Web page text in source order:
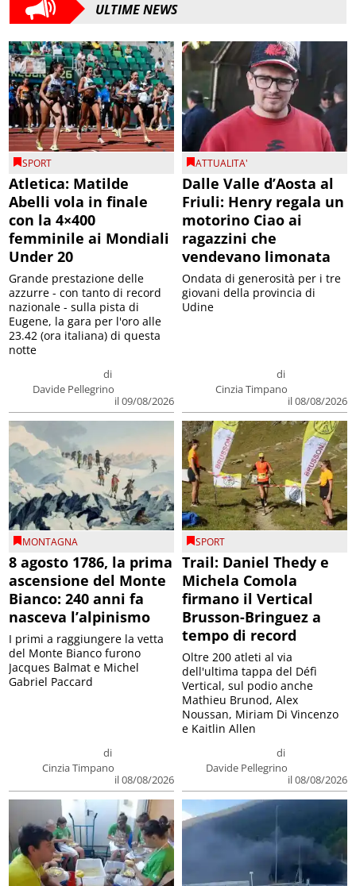
ULTIME NEWS
SPORT
Atletica: Matilde
Abelli vola in finale
con la 4×400
femminile ai Mondiali
Under 20
di
Davide Pellegrino
il 09/08/2026
Grande prestazione delle
azzurre - con tanto di record
nazionale - sulla pista di
Eugene, la gara per l'oro alle
23.42 (ora italiana) di questa
notte
ATTUALITA'
Dalle Valle d’Aosta al
Friuli: Henry regala un
motorino Ciao ai
ragazzini che
vendevano limonata
di
Cinzia Timpano
il 08/08/2026
Ondata di generosità per i tre
giovani della provincia di
Udine
MONTAGNA
8 agosto 1786, la prima
ascensione del Monte
Bianco: 240 anni fa
nasceva l’alpinismo
di
Cinzia Timpano
il 08/08/2026
I primi a raggiungere la vetta
del Monte Bianco furono
Jacques Balmat e Michel
Gabriel Paccard
SPORT
Trail: Daniel Thedy e
Michela Comola
firmano il Vertical
Brusson-Bringuez a
tempo di record
di
Davide Pellegrino
il 08/08/2026
Oltre 200 atleti al via
dell'ultima tappa del Défì
Vertical, sul podio anche
Mathieu Brunod, Alex
Noussan, Miriam Di Vincenzo
e Kaitlin Allen